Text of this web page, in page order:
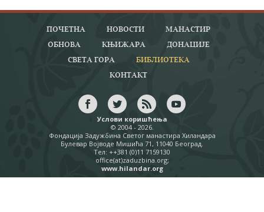
ПОЧЕТНА НОВОСТИ
МАНАСТИР
ОБНОВА
КЊИЖАРА
ДОНАЦИЈЕ
СВЕТА ГОРА
БИБЛИОТЕКА
КОНТАКТ
Услови коришћења
© 2004 - 2026.
Фондација Задужбина Светог манастира Хиландара
Булевар Војводе Мишића 71, 11040 Београд.
Тел: ++381 (0)11 7159130
office(at)zaduzbina.org;
www.hilandar.org